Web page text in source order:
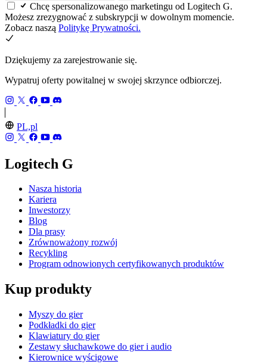
Chcę spersonalizowanego marketingu od Logitech G.
Możesz zrezygnować z subskrypcji w dowolnym momencie.
Zobacz naszą Politykę Prywatności.
Dziękujemy za zarejestrowanie się.
Wypatruj oferty powitalnej w swojej skrzynce odbiorczej.
PL,pl
Logitech G
Nasza historia
Kariera
Inwestorzy
Blog
Dla prasy
Zrównoważony rozwój
Recykling
Program odnowionych certyfikowanych produktów
Kup produkty
Myszy do gier
Podkładki do gier
Klawiatury do gier
Zestawy słuchawkowe do gier i audio
Kierownice wyścigowe